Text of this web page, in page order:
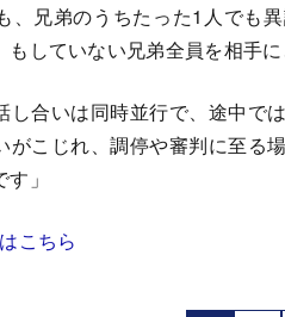
、兄弟のうちたった1人でも
していない兄弟全員を相手
し合いは同時並行で、途中
がこじれ、調停や審判に至る
」
こちら